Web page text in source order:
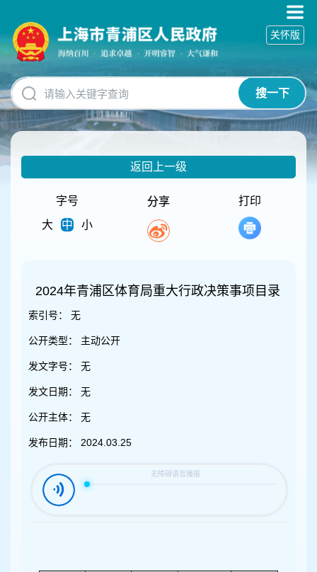
碍
操
明
跳
转
到
网
搜一下
关怀版
返回上一级
字号
大
中 小
分享 打印
2024年青浦区体育局重大行政决策事项目录
索引号： 无
公开类型： 主动公开
发文字号： 无
发文日期： 无
公开主体： 无
发布日期： 2024.03.25